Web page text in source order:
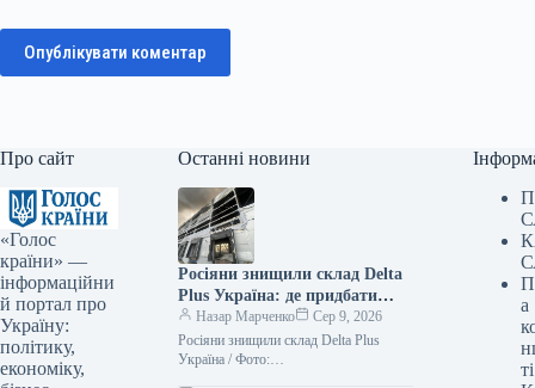
Опублікувати коментар
Про сайт
«Голос
країни» —
інформаційни
й портал про
Україну:
політику,
економіку,
Останні новини
Росіяни знищили склад Delta
Plus Україна: де придбати
товари — ФОТО
Назар Марченко
Сер 9, 2026
Росіяни знищили склад Delta Plus
Україна / Фото:
а
ті